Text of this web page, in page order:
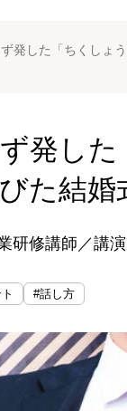
発した「ちくしょ
発し
た結
研修講師／講
#話し方